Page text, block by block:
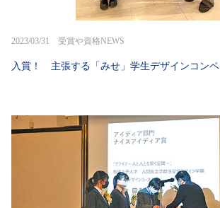
2023/03/31 受賞や資格NEWS
入賞！ 主張する「みせ」学生デザインコンペ